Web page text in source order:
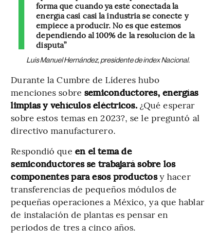
forma que cuando ya esté conectada la
energía casi casi la industria se conecte y
empiece a producir. No es que estemos
dependiendo al 100% de la resolución de la
disputa”
Luis Manuel Hernández, presidente de index Nacional.
Durante la Cumbre de Líderes hubo
menciones sobre semiconductores, energías
limpias y vehículos eléctricos.¿Qué esperar
sobre estos temas en 2023?, se le preguntó al
directivo manufacturero.
Respondió que en el tema de
semiconductores se trabajará sobre los
componentes para esos productosy hacer
transferencias de pequeños módulos de
pequeñas operaciones a México, ya que hablar
de instalación de plantas es pensar en
periodos de tres a cinco años.